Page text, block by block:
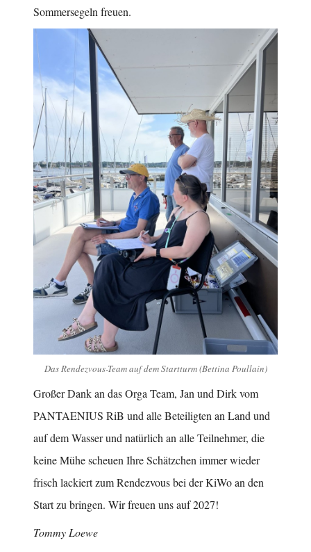
Sommersegeln freuen.
Das Rendezvous-Team auf dem Startturm (Bettina Poullain)
Großer Dank an das Orga Team, Jan und Dirk vom
PANTAENIUS RiB und alle Beteiligten an Land und
auf dem Wasser und natürlich an alle Teilnehmer, die
keine Mühe scheuen Ihre Schätzchen immer wieder
frisch lackiert zum Rendezvous bei der KiWo an den
Start zu bringen. Wir freuen uns auf 2027!
Tommy Loewe